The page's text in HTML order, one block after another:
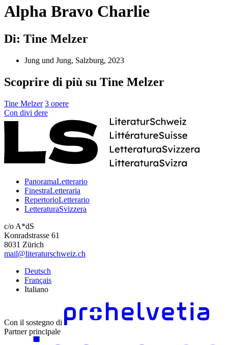
Alpha Bravo Charlie
Di: Tine Melzer
Jung und Jung, Salzburg, 2023
Scoprire di più su Tine Melzer
Tine Melzer 3 opere
Con divi dere
PanoramaLetterario
FinestraLetteraria
RepertorioLetterario
LetteraturaSvizzera
c/o A*dS
Konradstrasse 61
8031 Zürich
mail@literaturschweiz.ch
Deutsch
Français
Italiano
Con il sostegno di
Partner principale